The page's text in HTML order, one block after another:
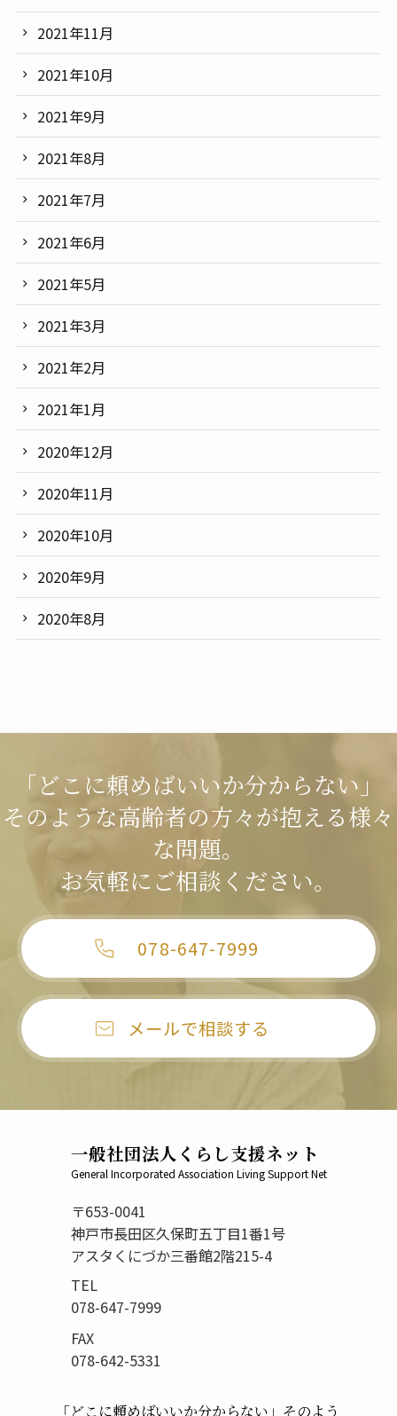
2021年11月
2021年10月
2021年9月
2021年8月
2021年7月
2021年6月
2021年5月
2021年3月
2021年2月
2021年1月
2020年12月
2020年11月
2020年10月
2020年9月
2020年8月
「どこに頼めばいいか分からない」
そのような高齢者の方々が抱える様々
な問題。
お気軽にご相談ください。
078-647-7999
メールで相談する
一般社団法人くらし支援ネット
General Incorporated Association Living Support Net
〒653-0041
神戸市長田区久保町五丁目1番1号
アスタくにづか三番館2階215-4
TEL
078-647-7999
FAX
078-642-5331
「どこに頼めばいいか分からない」 そのよう